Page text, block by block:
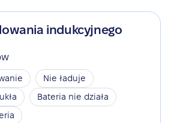
indukcyjnego
Nie ładuje
Bateria nie działa